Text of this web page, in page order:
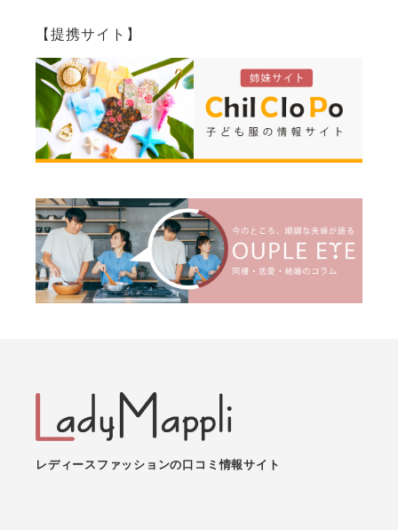
【提携サイト】
レディースファッションの口コミ情報サイト